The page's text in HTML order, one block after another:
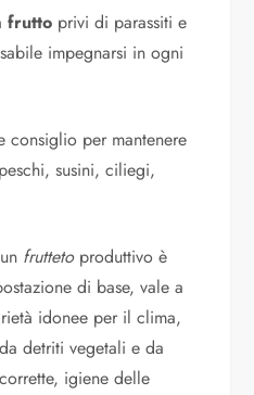
frutto privi di parassiti e
impegnarsi in ogni
consiglio per mantenere
susini, ciliegi,
fruttetoproduttivo è
di base, vale a
idonee per il clima,
detriti vegetali e da
igiene delle